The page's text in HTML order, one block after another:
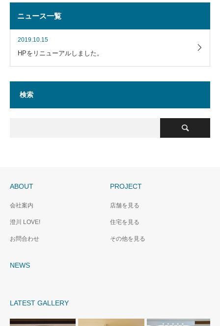
ニュース一覧
2019.10.15
HPをリニューアルしました。
検索
ABOUT
会社案内
澄川 LOVE!
お問合わせ
PROJECT
店舗を見る
住宅を見る
その他を見る
NEWS
LATEST GALLERY